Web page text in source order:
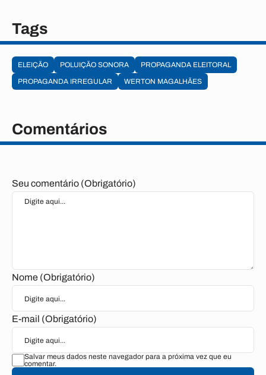
Tags
ELEIÇÃO POLUIÇÃO SONORA
PROPAGANDA ELEITORAL
PROPAGANDA IRREGULAR
WERTON MAGALHÃES
Comentários
Seu comentário (Obrigatório)
Nome (Obrigatório)
E-mail (Obrigatório)
Salvar meus dados neste navegador para a próxima vez que eu
comentar.